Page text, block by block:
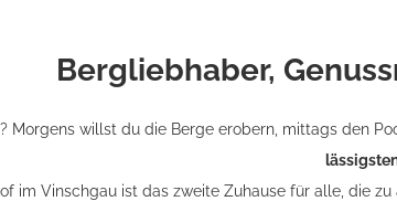
Bergliebhaber,
Morgens willst du die Berge erobern, mittags den
im Vinschgau ist das zweite Zuhause für alle, die